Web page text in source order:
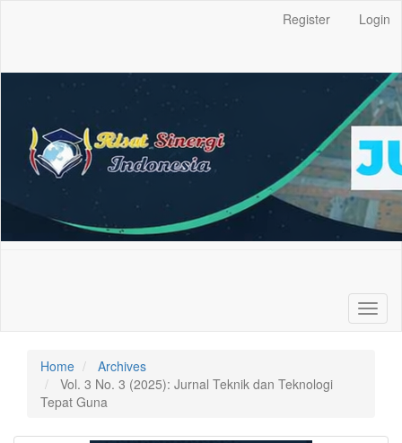
Register Login
Home
Archives
Vol. 3 No. 3 (2025): Jurnal Teknik dan Teknologi
Tepat Guna